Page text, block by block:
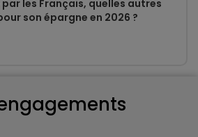
par les Français, quelles autres
son épargne en 2026 ?